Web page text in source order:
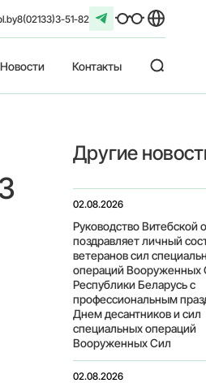
8(02133)3-51-82
Новости Контакты
Другие
02.08.2026
Руководство Витебской
поздравляет личный
ветеранов сил
операций Вооруженных
Республики Беларусь с
профессиональным
Днем десантников и сил
специальных операций
Вооруженных Сил
02.08.2026